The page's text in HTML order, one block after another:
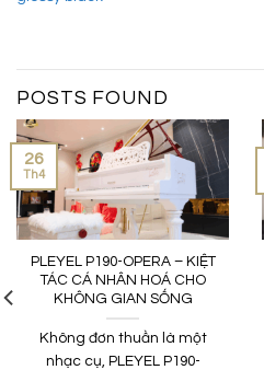
POSTS FOUND
PLEYEL P190-OPERA – KIỆT
TÁC CÁ NHÂN HOÁ CHO
KHÔNG GIAN SỐNG
Không đơn thuần là một
nhạc cụ, PLEYEL P190-
26
Th4